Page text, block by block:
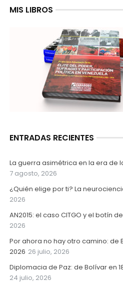
MIS LIBROS
ENTRADAS RECIENTES
La guerra asimétrica en la era de
7 agosto, 2026
¿Quién elige por ti? La
2026
AN2015: el caso CITGO y el botín
2026
Por ahora no hay otro camino:
2026 26 julio, 2026
Diplomacia de Paz: de Bolívar en
24 julio, 2026